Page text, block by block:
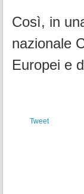
Così, in
nazionale
Europei e
Tweet